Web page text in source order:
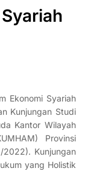
Ekonomi Syariah
Kunjungan Studi
Kantor Wilayah
Provinsi
2022). Kunjungan
yang Holistik